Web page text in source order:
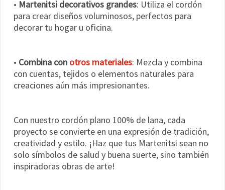
• Martenitsi decorativos grandes: Utiliza el cordón
para crear diseños voluminosos, perfectos para
decorar tu hogar u oficina.
• Combina con otros materiales: Mezcla y combina
con cuentas, tejidos o elementos naturales para
creaciones aún más impresionantes.
Con nuestro cordón plano 100% de lana, cada
proyecto se convierte en una expresión de tradición,
creatividad y estilo. ¡Haz que tus Martenitsi sean no
solo símbolos de salud y buena suerte, sino también
inspiradoras obras de arte!